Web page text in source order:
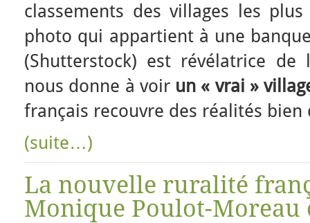
classements des villages les
photo qui appartient à une
(Shutterstock) est révélatrice de
nous donne à voir un « vrai »
français recouvre des réalités
(suite…)
La nouvelle ruralité
Monique Poulot-Moreau